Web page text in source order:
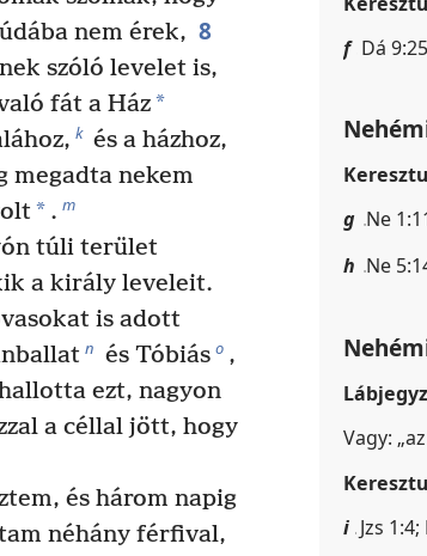
nem érek, 8
szóló levelet is,
fát a Ház*
k és a házhoz,
megadta nekem
* . m
túli terület
a király leveleit.
is adott
n és Tóbiás o ,
ezt, nagyon
a céllal jött, hogy
és három napig
néhány férfival,
f Dá 9:25
g Ne
h Ne
Vagy:
i Jzs